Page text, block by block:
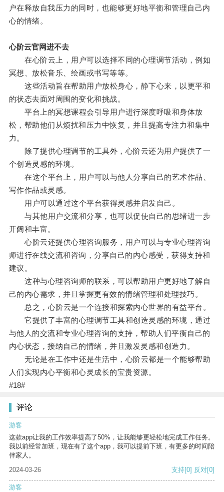
户在释放自我压力的同时，也能够更好地平衡和管理自己内
心的情绪。
心阶云官网进不去
在心阶云上，用户可以选择不同的心理调节活动，例如
冥想、放松音乐、绘画或书写等等。
这些活动旨在帮助用户放松身心，静下心来，以更平和
的状态去面对周围的变化和挑战。
平台上的冥想课程会引导用户进行深度呼吸和身体放
松，帮助他们从烦扰和压力中恢复，并且提高专注力和集中
力。
除了提供心理调节的工具外，心阶云还为用户提供了一
个创造灵感的环境。
在这个平台上，用户可以与他人分享自己的艺术作品、
写作作品或灵感。
用户可以通过这个平台获得灵感并启发自己。
与其他用户交流和分享，也可以促使自己的思绪进一步
开阔和丰富。
心阶云还提供心理咨询服务，用户可以与专业心理咨询
师进行在线交流和咨询，分享自己的内心感受，获得支持和
建议。
这种与心理咨询师的联系，可以帮助用户更好地了解自
己的内心需求，并且掌握更有效的情绪管理和处理技巧。
总之，心阶云是一个连接和探索内心世界的有益平台。
它提供了丰富的心理调节工具和创造灵感的环境，通过
与他人的交流和专业心理咨询的支持，帮助人们平衡自己的
内心状态，接纳自己的情绪，并且激发灵感和创造力。
无论是在工作中还是生活中，心阶云都是一个能够帮助
人们实现内心平衡和心灵成长的宝贵资源。
#18#
评论
游客
这款app让我的工作效率提高了50%，让我能够更轻松地完成工作任务。
我以前经常加班，现在有了这个app，我可以提前下班，有更多的时间陪
伴家人。
2024-03-26
支持[0] 反对[0]
游客